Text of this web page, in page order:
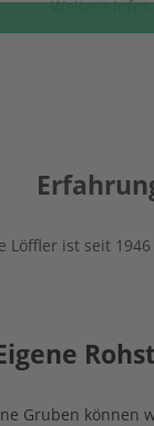
Weitere Infos
Löffler ist seit
Gruben können